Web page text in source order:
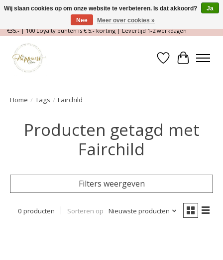
Magische Conceptstore, Edelstenen & Spirituele winkel | Gratis verzending >
€35,- | 100 Loyalty punten is € 5,- korting | Levertijd 1-2 werkdagen
Verlanglijst
Home / Tags / Fairchild
Producten getagd met
Fairchild
Filters weergeven
0 producten Sorteren op Nieuwste producten
Wij slaan cookies op om onze website te verbeteren. Is dat akkoord?
Ja
Nee
Meer over cookies »